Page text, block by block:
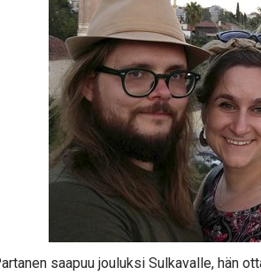
saapuu jouluksi Sulkavalle, hän